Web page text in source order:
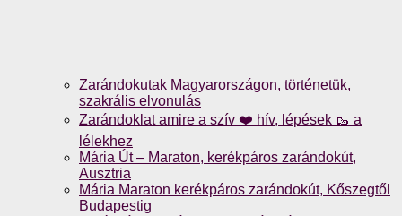
Zarándokutak Magyarországon, történetük,
szakrális elvonulás
Zarándoklat amire a szív ❤️ hív, lépések 🥾 a
lélekhez
Mária Út – Maraton, kerékpáros zarándokút,
Ausztria
Mária Maraton kerékpáros zarándokút, Kőszegtől
Budapestig